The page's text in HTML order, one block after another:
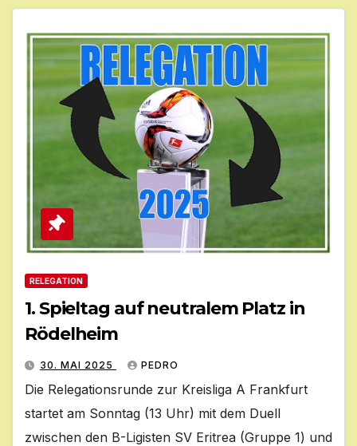
RELEGATION
1. Spieltag auf neutralem Platz in
Rödelheim
30. MAI 2025 PEDRO
Die Relegationsrunde zur Kreisliga A Frankfurt
startet am Sonntag (13 Uhr) mit dem Duell
zwischen den B-Ligisten SV Eritrea (Gruppe 1) und